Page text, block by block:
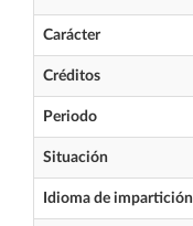
Carácter
Créditos
Periodo
Situación
Idioma de impartición